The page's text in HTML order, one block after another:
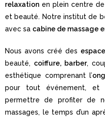
relaxation en plein centre de
et beauté. Notre institut de
avec sa cabine de massage
Nous avons créé des
beauté, coiffure, barber,
esthétique comprenant l’
pour tout événement, et
permettre de profiter de
massages, le temps d’un